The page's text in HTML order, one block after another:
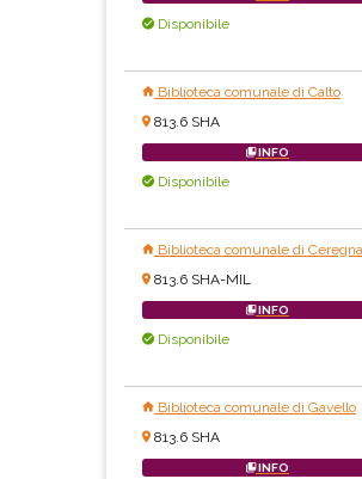
Disponibile
Biblioteca comunale di Calto
813.6 SHA
INFO
Disponibile
Biblioteca comunale di
813.6 SHA-MIL
INFO
Disponibile
Biblioteca comunale di Gavello
813.6 SHA
INFO